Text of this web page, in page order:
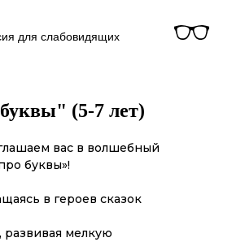
для слабовидящих
(5-7 лет)
вас в волшебный
буквы»!
в героев сказок
развивая мелкую